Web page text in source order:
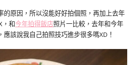
的原因，所以沒能好好拍個照，再加上去年
，和今年拍得飯店照片一比較，去年和今年
該說我自己拍照技巧進步很多嗎XD！